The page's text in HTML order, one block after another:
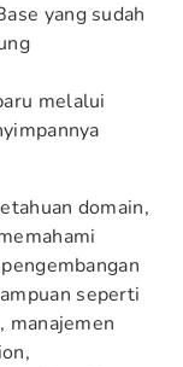
yang sudah
melalui
domain,
seperti
manajemen